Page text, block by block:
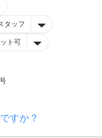
タッフ
ト可
すか？